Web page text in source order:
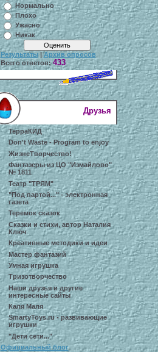
Нормально
Плохо
Ужасно
Никак
Результаты|Архив опросов
Всего ответов:433
Друзья
ТерраКИД
Don't Waste - Program to enjoy
ЖизнеТворчество!
Фантазеры из ЦО "Измайлово"
№ 1811
Театр "ТРЯМ"
"Под партой..." - электронная
газета
Теремок сказок
Сказки и стихи, автор Наталия
Ключ
Креативные методики и идеи
Мастер фантазий
Умная игрушка
Тризотворчество
Наши друзья и другие
интересные сайты
Каля Маля
SmartyToys.ru - развивающие
игрушки
"Дети сети..."
Официальный блог